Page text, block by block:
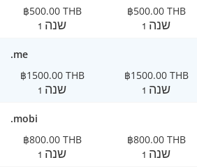
฿500.00 THB
1 שנה
฿500.00 THB
1 שנה
.me
฿1500.00 THB
1 שנה
฿1500.00 THB
1 שנה
.mobi
฿800.00 THB
1 שנה
฿800.00 THB
1 שנה